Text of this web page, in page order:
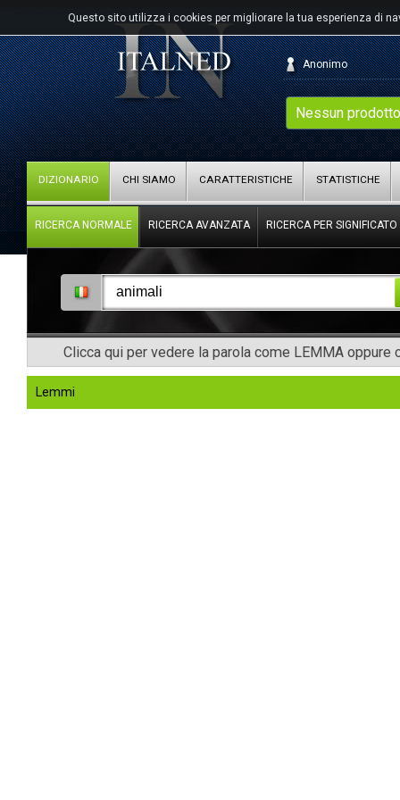
Questo sito utilizza i cookies per migliorare la tua esperienza di
Nessun
Anonimo
DIZIONARIO CHI SIAMO CARATTERISTICHE STATISTICHE
RICERCA NORMALE RICERCA AVANZATA RICERCA PER SIGNIFICATO
Clicca qui per vedere la parola come LEMMA oppure
Lemmi